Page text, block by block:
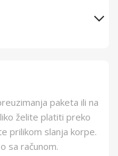
Schukat Electronic
gmbh
paketa ili na
želite platiti preko
prilikom slanja korpe.
sa računom.